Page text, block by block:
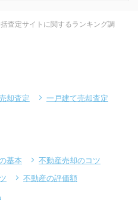
査定サイトに関するランキング調
却査定
一戸建て売却査定
基本
不動産売却のコツ
不動産の評価額